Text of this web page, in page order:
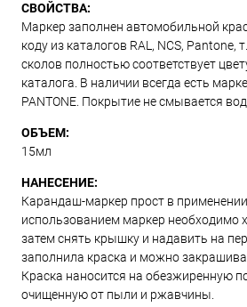
СВОЙСТВА:
Маркер заполнен автомобильной
коду из каталогов RAL, NCS, Pantone,
сколов полностью соответствует
каталога. В наличии всегда есть
PANTONE. Покрытие не смывается
ОБЪЕМ:
15мл
НАНЕСЕНИЕ:
Карандаш-маркер прост в
использованием маркер необходимо
затем снять крышку и надавить на
заполнила краска и можно
Краска наносится на обезжиренную
очищенную от пыли и ржавчины.